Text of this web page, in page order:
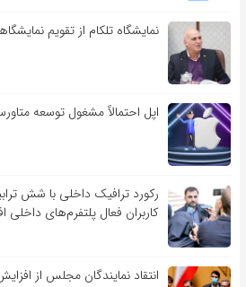
نمایشگاه تلکام از تقویم
اپل احتمالاً مشغول توسعه
رکورد ترافیک داخلی با شش
کاربران فعال پلتفرم‌های داخلی
انتقاد نمایندگان مجلس از